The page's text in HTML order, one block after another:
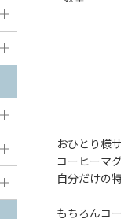
おひとり様
コーヒーマ
自分だけの
もちろんコ